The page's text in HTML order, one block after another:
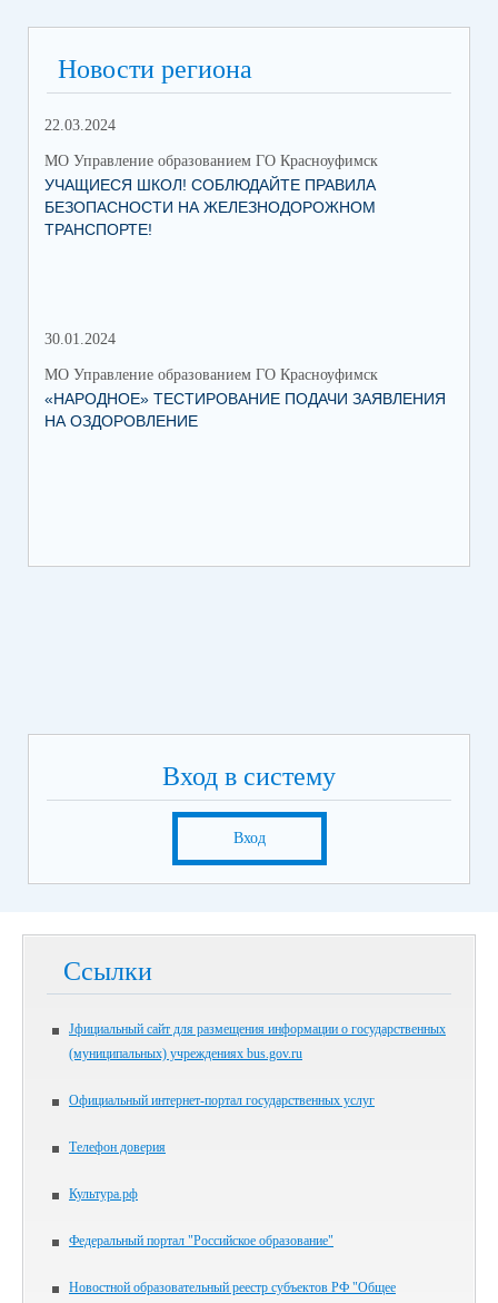
Новости региона
22.03.2024
МО Управление образованием ГО Красноуфимск
УЧАЩИЕСЯ ШКОЛ! СОБЛЮДАЙТЕ ПРАВИЛА
БЕЗОПАСНОСТИ НА ЖЕЛЕЗНОДОРОЖНОМ
ТРАНСПОРТЕ!
30.01.2024
МО Управление образованием ГО Красноуфимск
«НАРОДНОЕ» ТЕСТИРОВАНИЕ ПОДАЧИ ЗАЯВЛЕНИЯ
НА ОЗДОРОВЛЕНИЕ
Вход в систему
Вход
Ссылки
Jфициальный сайт для размещения информации о государственных
(муниципальных) учреждениях bus.gov.ru
Официальный интернет-портал государственных услуг
Телефон доверия
Культура.рф
Федеральный портал "Российское образование"
Новостной образовательный реестр субъектов РФ "Общее